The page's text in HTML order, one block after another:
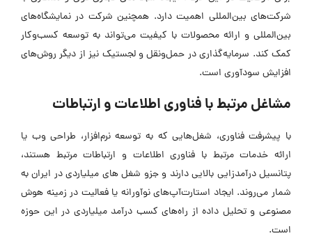
شرکت‌های بین‌المللی اهمیت دارد. همچنین شرکت در نمایشگاه‌های
بین‌المللی و ارائه محصولات با کیفیت می‌تواند به توسعه کسب‌وکار
کمک کند. سرمایه‌گذاری در حمل‌ونقل و لجستیک نیز از دیگر روش‌های
افزایش سودآوری است.
مشاغل مرتبط با فناوری اطلاعات و ارتباطات
با پیشرفت فناوری، شغل‌هایی که به توسعه نرم‌افزار، طراحی وب یا
ارائه خدمات مرتبط با فناوری اطلاعات و ارتباطات مرتبط هستند،
پتانسیل درآمدزایی بالایی دارند و جزو شغل های میلیاردی در ایران به
شمار می‌روند. ایجاد استارت‌آپ‌های نوآورانه یا فعالیت در زمینه هوش
مصنوعی و تحلیل داده از راه‌های کسب درآمد میلیاردی در این حوزه
است.